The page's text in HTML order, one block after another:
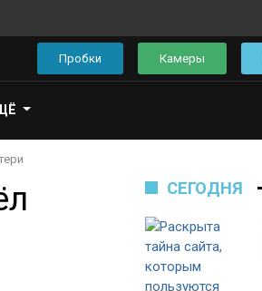
Пробки Камеры
СЕГОДНЯ